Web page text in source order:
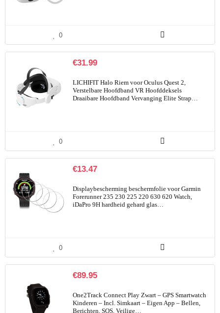
0
€31.99
LICHIFIT Halo Riem voor Oculus Quest 2,
Verstelbare Hoofdband VR Hoofddeksels
Draaibare Hoofdband Vervanging Elite Strap…
0
€13.47
Displaybescherming beschermfolie voor Garmin
Forerunner 235 230 225 220 630 620 Watch,
iDaPro 9H hardheid gehard glas…
0
€89.95
One2Track Connect Play Zwart – GPS Smartwatch
Kinderen – Incl. Simkaart – Eigen App – Bellen,
Berichten, SOS, Veilige…